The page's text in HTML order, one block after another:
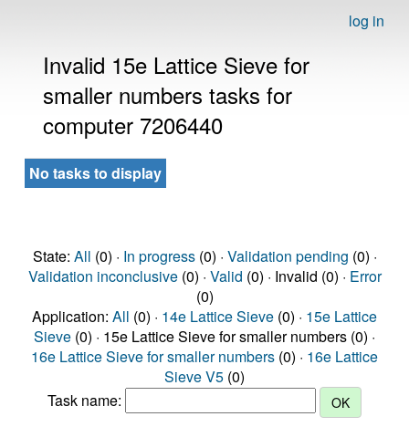
log in
Invalid 15e Lattice Sieve for
smaller numbers tasks for
computer 7206440
No tasks to display
State: All (0) · In progress(0) · Validation pending (0) ·
Validation inconclusive(0) · Valid (0) · Invalid (0) · Error
(0)
Application: All (0) · 14e Lattice Sieve (0) · 15e Lattice
Sieve (0) · 15e Lattice Sieve for smaller numbers (0) ·
16e Lattice Sieve for smaller numbers (0) · 16e Lattice
Sieve V5 (0)
Task name: